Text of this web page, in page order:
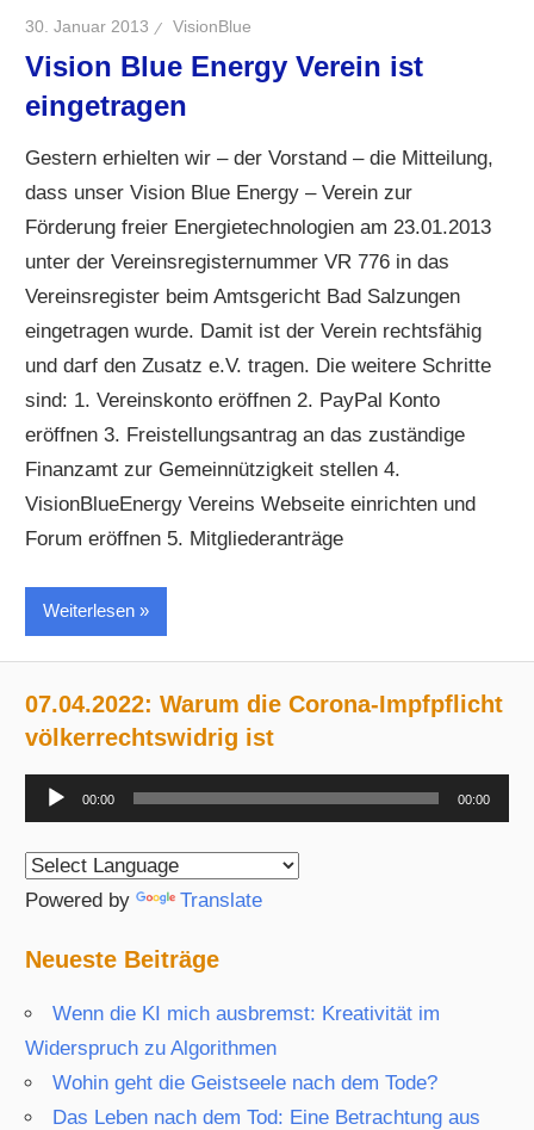
30. Januar 2013 VisionBlue
Vision Blue Energy Verein ist
eingetragen
Gestern erhielten wir – der Vorstand – die Mitteilung,
dass unser Vision Blue Energy – Verein zur
Förderung freier Energietechnologien am 23.01.2013
unter der Vereinsregisternummer VR 776 in das
Vereinsregister beim Amtsgericht Bad Salzungen
eingetragen wurde. Damit ist der Verein rechtsfähig
und darf den Zusatz e.V. tragen. Die weitere Schritte
sind: 1. Vereinskonto eröffnen 2. PayPal Konto
eröffnen 3. Freistellungsantrag an das zuständige
Finanzamt zur Gemeinnützigkeit stellen 4.
VisionBlueEnergy Vereins Webseite einrichten und
Forum eröffnen 5. Mitgliederanträge
Weiterlesen
07.04.2022: Warum die Corona-Impfpflicht
völkerrechtswidrig ist
Audio-
Player
00:00 00:00
Powered by Translate
Neueste Beiträge
Wenn die KI mich ausbremst: Kreativität im
Widerspruch zu Algorithmen
Wohin geht die Geistseele nach dem Tode?
Das Leben nach dem Tod: Eine Betrachtung aus